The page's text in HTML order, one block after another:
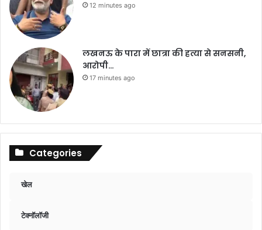
12 minutes ago
लखनऊ के पारा में छात्रा की हत्या से सनसनी,
आरोपी…
17 minutes ago
Categories
खेल
टेक्नॉलॉजी